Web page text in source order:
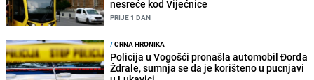
nesreće kod Vijećnice
PRIJE 1 DAN
/CRNA HRONIKA
Policija u Vogošći pronašla automobil Đorđa
Ždrale, sumnja se da je korišteno u pucnjavi